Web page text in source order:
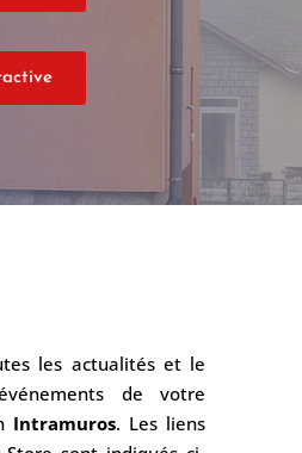
les actualités et le
de votre
Intramuros. Les liens